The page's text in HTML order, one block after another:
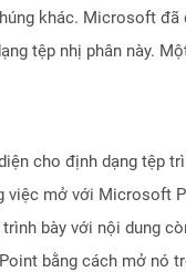
khác. Microsoft
tệp nhị phân này.
cho định dạng tệp
mở với Microsoft
bày với nội dung
bằng cách mở nó